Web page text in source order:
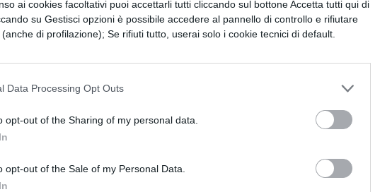
ai cookies facoltativi puoi accettarli tutti cliccando sul bottone Accetta tutti qui di
su Gestisci opzioni è possibile accedere al pannello di controllo e rifiutare
di profilazione); Se rifiuti tutto, userai solo i cookie tecnici di default.
Data Processing Opt Outs
opt-out of the Sharing of my personal data.
opt-out of the Sale of my Personal Data.
nostrana”Giusy Ferrerie la sua“Non ti
“Dicono di me”
e il suo“Badabum Cha Cha”.Si difendono con
eLigabue, nelle radio
da non